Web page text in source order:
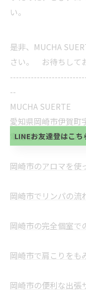
い。
是非、MUCHA
さい。 お待ちして
--
MUCHA SUERTE
愛知県岡崎市伊賀町
電話番号 :090-
岡崎市のアロマを使
岡崎市でリンパの流
岡崎市の完全個室で
岡崎市で肩こりをも
岡崎市の便利な出張
当サロンの公式
初回 500円OFFさ
方、不必要な方
い。
LINEお友達登はこ
方、不必要な方
い。
LINEお友達登はこ